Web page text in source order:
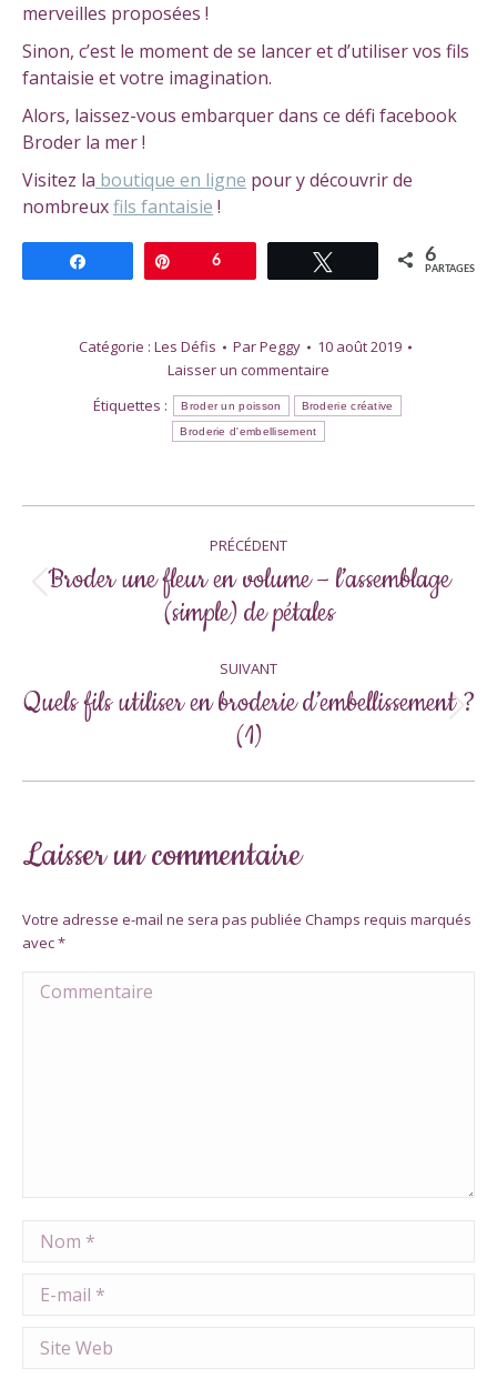
merveilles proposées !
Sinon, c’est le moment de se lancer et d’utiliser vos fils
fantaisie et votre imagination.
Alors, laissez-vous embarquer dans ce défi facebook
Broder la mer !
Visitez la boutique en ligne pour y découvrir de
nombreuxfils fantaisie !
Partagez Épingle
6 Tweetez 6
PARTAGES
Catégorie : Les Défis ParPeggy
10 août 2019
Laisser un commentaire
Étiquettes :
Broder un poisson Broderie créative
Broderie d'embellisement
article
PRÉCÉDENT
Article
précédent
Broder une fleur en volume – l’assemblage
(simple) de pétales
SUIVANT
Article
suivant
Quels fils utiliser en broderie d’embellissement ?
(1)
Laisser un commentaire
Votre adresse e-mail ne sera pas publiée Champs requis marqués
avec*
Commentaire
Nom *
E-mail *
Site Web